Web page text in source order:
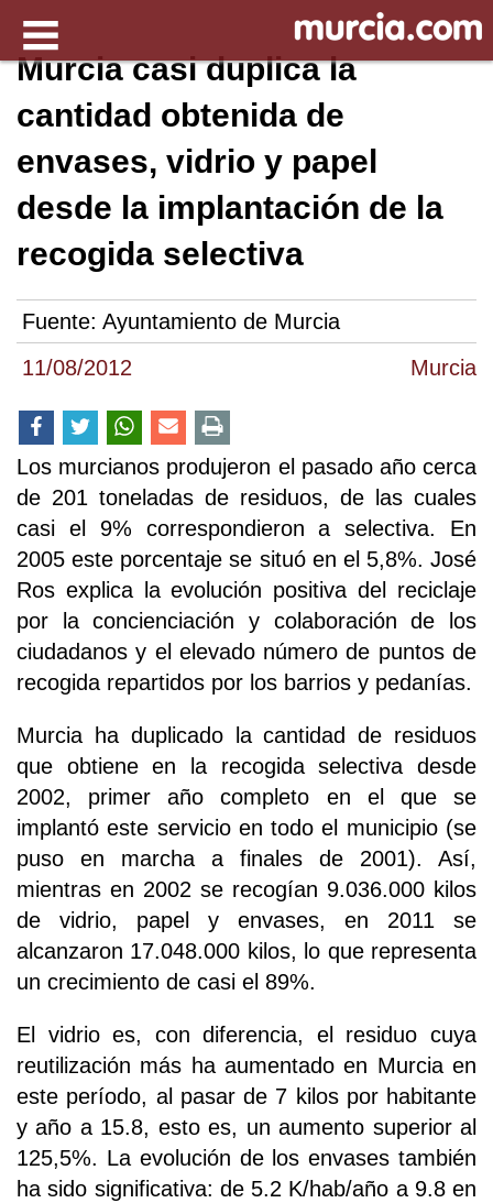
11/08/2012 Murcia
Murcia casi duplica la
cantidad obtenida de
envases, vidrio y papel
desde la implantación de la
recogida selectiva
Fuente: Ayuntamiento de Murcia
Los murcianos produjeron el pasado año cerca
de 201 toneladas de residuos, de las cuales
casi el 9% correspondieron a selectiva. En
2005 este porcentaje se situó en el 5,8%. José
Ros explica la evolución positiva del reciclaje
por la concienciación y colaboración de los
ciudadanos y el elevado número de puntos de
recogida repartidos por los barrios y pedanías.
Murcia ha duplicado la cantidad de residuos
que obtiene en la recogida selectiva desde
2002, primer año completo en el que se
implantó este servicio en todo el municipio (se
puso en marcha a finales de 2001). Así,
mientras en 2002 se recogían 9.036.000 kilos
de vidrio, papel y envases, en 2011 se
alcanzaron 17.048.000 kilos, lo que representa
un crecimiento de casi el 89%.
El vidrio es, con diferencia, el residuo cuya
reutilización más ha aumentado en Murcia en
este período, al pasar de 7 kilos por habitante
y año a 15.8, esto es, un aumento superior al
125,5%. La evolución de los envases también
ha sido significativa: de 5.2 K/hab/año a 9.8 en